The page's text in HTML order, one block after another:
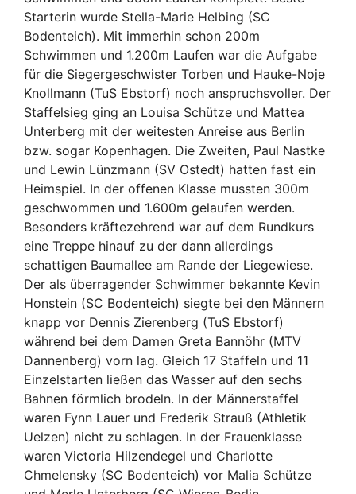
Starterin wurde Stella-Marie Helbing (SC
Bodenteich). Mit immerhin schon 200m
Schwimmen und 1.200m Laufen war die Aufgabe
für die Siegergeschwister Torben und Hauke-Noje
Knollmann (TuS Ebstorf) noch anspruchsvoller. Der
Staffelsieg ging an Louisa Schütze und Mattea
Unterberg mit der weitesten Anreise aus Berlin
bzw. sogar Kopenhagen. Die Zweiten, Paul Nastke
und Lewin Lünzmann (SV Ostedt) hatten fast ein
Heimspiel. In der offenen Klasse mussten 300m
geschwommen und 1.600m gelaufen werden.
Besonders kräftezehrend war auf dem Rundkurs
eine Treppe hinauf zu der dann allerdings
schattigen Baumallee am Rande der Liegewiese.
Der als überragender Schwimmer bekannte Kevin
Honstein (SC Bodenteich) siegte bei den Männern
knapp vor Dennis Zierenberg (TuS Ebstorf)
während bei dem Damen Greta Bannöhr (MTV
Dannenberg) vorn lag. Gleich 17 Staffeln und 11
Einzelstarten ließen das Wasser auf den sechs
Bahnen förmlich brodeln. In der Männerstaffel
waren Fynn Lauer und Frederik Strauß (Athletik
Uelzen) nicht zu schlagen. In der Frauenklasse
waren Victoria Hilzendegel und Charlotte
Chmelensky (SC Bodenteich) vor Malia Schütze